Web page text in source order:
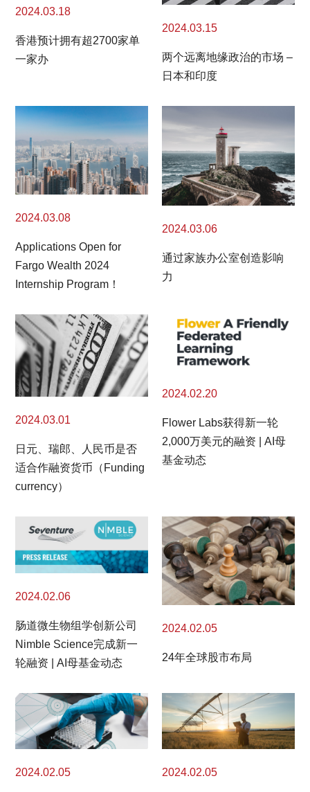
2024.03.18
香港预计拥有超2700家单
一家办
2024.03.15
两个远离地缘政治的市场 –
日本和印度
2024.03.08
Applications Open for
Fargo Wealth 2024
Internship Program！
2024.03.06
通过家族办公室创造影响
力
2024.03.01
日元、瑞郎、人民币是否
适合作融资货币（Funding
currency）
2024.02.20
Flower Labs获得新一轮
2,000万美元的融资 | AI母
基金动态
2024.02.06
肠道微生物组学创新公司
Nimble Science完成新一
轮融资 | AI母基金动态
2024.02.05
24年全球股市布局
2024.02.05 2024.02.05